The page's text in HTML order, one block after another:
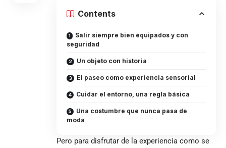
Contents
Salir siempre bien equipados y con
seguridad
Un objeto con historia
El paseo como experiencia sensorial
Cuidar el entorno, una regla básica
Una costumbre que nunca pasa de
moda
Pero para disfrutar de la experiencia como se